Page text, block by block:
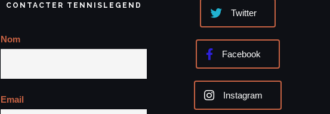
CONTACTER TENNISLEGEND
Nom
Email
Twitter
Facebook
Instagram